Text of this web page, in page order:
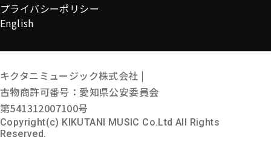
プライバシーポリシー
English
キクタニミュージック株式会社 |
古物商許可番号：愛知県公安委員会
第541312007100号
Copyright(c) KIKUTANI MUSIC Co.Ltd All Rights
Reserved.